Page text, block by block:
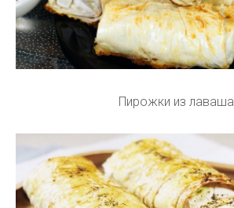
Пирожки из лаваша